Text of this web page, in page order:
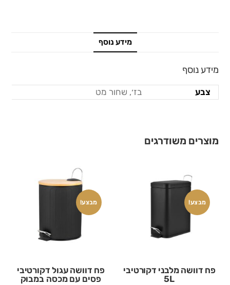
מידע נוסף
מידע נוסף
צבע בז׳, שחור מט
מוצרים משודרגים
מבצע!
פח דוושה מלבני דקורטיבי
5L
מבצע!
פח דוושה עגול דקורטיבי
פסים עם מכסה במבוק